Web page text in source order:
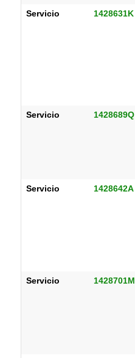
Servicio
1428631K
Servicio
1428689Q
Servicio
1428642A
Servicio
1428701M